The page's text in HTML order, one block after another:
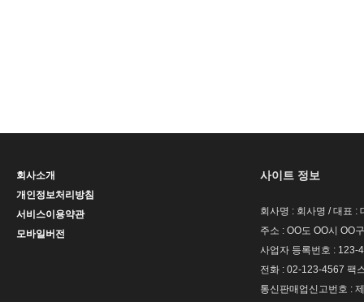
회사소개
개인정보처리방침
서비스이용약관
모바일버전
사이트 정보
회사명 : 회사명 / 대표 :
주소 : OO도 OO시 OO
사업자 등록번호 : 123-
전화 : 02-123-4567 팩
통신판매업신고번호 :